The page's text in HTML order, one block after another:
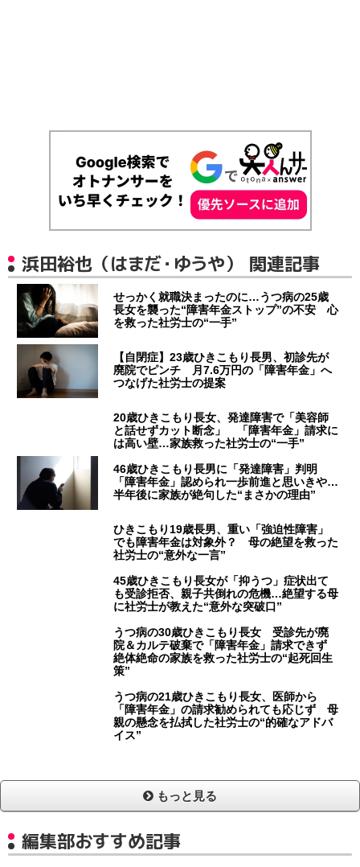
浜田裕也（はまだ・ゆうや） 関連記事
せっかく就職決まったのに…うつ病の25歳
長女を襲った“障害年金ストップ”の不安 心
を救った社労士の“一手”
【自閉症】23歳ひきこもり長男、初診先が
廃院でピンチ 月7.6万円の「障害年金」へ
つなげた社労士の提案
20歳ひきこもり長女、発達障害で「美容師
と話せずカット断念」 「障害年金」請求に
は高い壁…家族救った社労士の“一手”
46歳ひきこもり長男に「発達障害」判明
「障害年金」認められ一歩前進と思いきや…
半年後に家族が絶句した“まさかの理由”
ひきこもり19歳長男、重い「強迫性障害」
でも障害年金は対象外？ 母の絶望を救った
社労士の“意外な一言”
45歳ひきこもり長女が「抑うつ」症状出て
も受診拒否、親子共倒れの危機…絶望する母
に社労士が教えた“意外な突破口”
うつ病の30歳ひきこもり長女 受診先が廃
院＆カルテ破棄で「障害年金」請求できず
絶体絶命の家族を救った社労士の“起死回生
策”
うつ病の21歳ひきこもり長女、医師から
「障害年金」の請求勧められても応じず 母
親の懸念を払拭した社労士の“的確なアドバ
イス”
もっと見る
編集部おすすめ記事